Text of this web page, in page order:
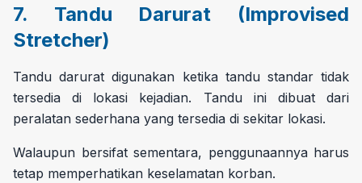
7. Tandu Darurat (Improvised
Stretcher)
Tandu darurat digunakan ketika tandu standar tidak
tersedia di lokasi kejadian. Tandu ini dibuat dari
peralatan sederhana yang tersedia di sekitar lokasi.
Walaupun bersifat sementara, penggunaannya harus
tetap memperhatikan keselamatan korban.